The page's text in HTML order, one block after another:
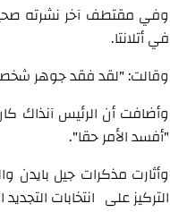
وفي مقتطف آخر نشرته
في أتلانتا.
وقالت: "لقد فقد جوهر
وأضافت أن الرئيس آنذاك
"أفسد الأمر حقا".
وأثارت مذكرات جيل بايدن
التركيز على انتخابات